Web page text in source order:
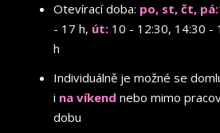
Otevírací doba: po, st, čt, pá:
- 17 h, út: 10 - 12:30, 14:30 -
h
Individuálně je možné se
i na víkend nebo mimo
dobu